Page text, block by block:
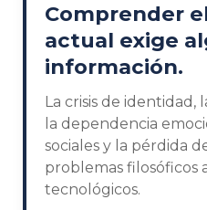
Comprender
actual exige
información.
La crisis de identidad,
la dependencia
sociales y la pérdida
problemas filosóficos
tecnológicos.